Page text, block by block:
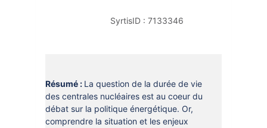
PORTAGE À DOMICILE
BOÎTES DE RETOUR 24H/24
PROLONGER - RÉSERVER
POUR LES PROS
SyrtisID : 7133346
Résumé : La question de la durée de vie
des centrales nucléaires est au coeur du
débat sur la politique énergétique. Or,
comprendre la situation et les enjeux